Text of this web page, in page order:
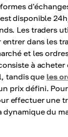
disponible
Les traders
dans les
et les
à acheter
tandis que les
prix défini.
effectuer une
dynamique du